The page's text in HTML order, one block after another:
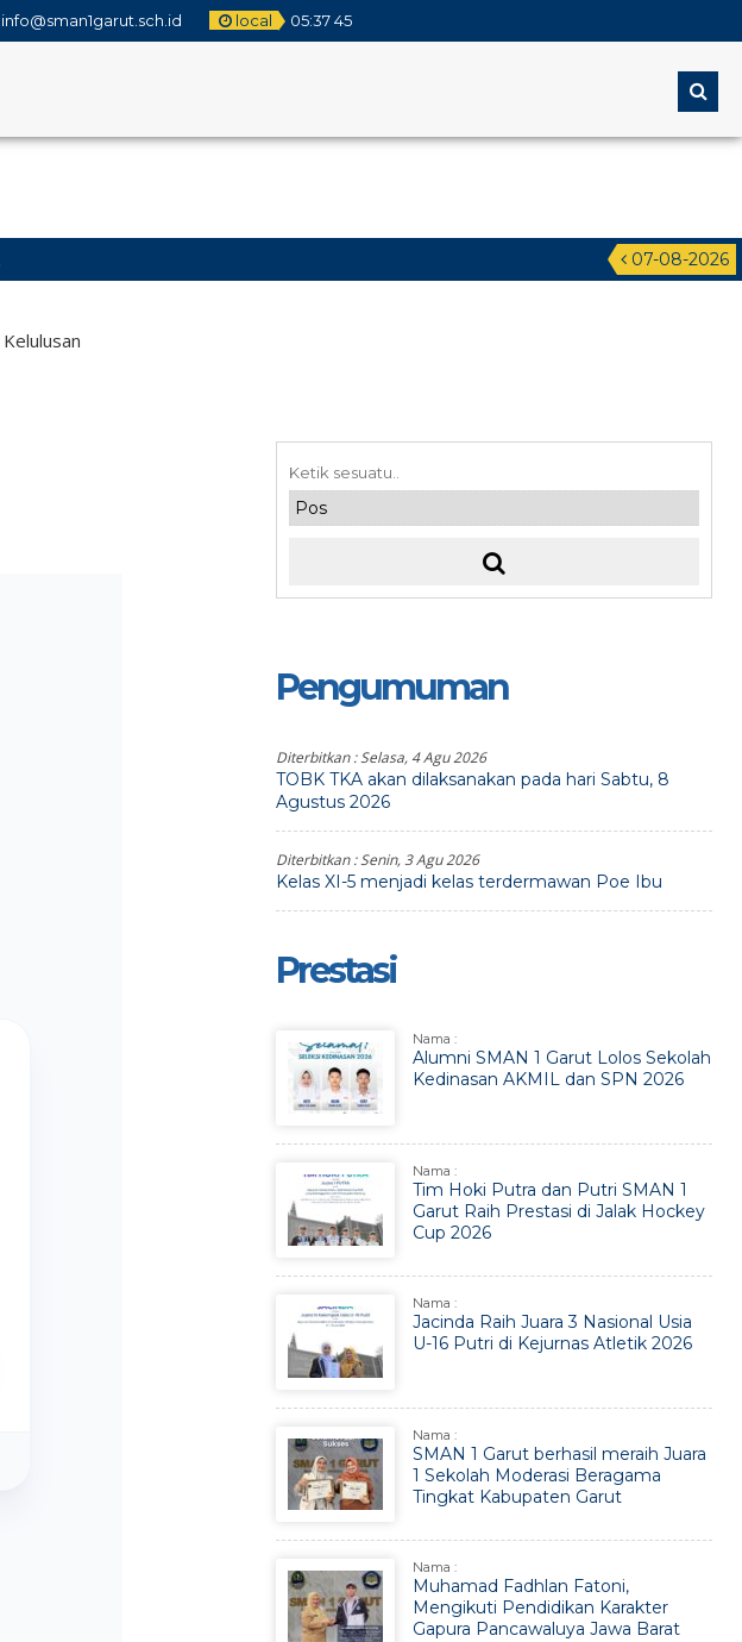
info@sman1garut.sch.id local 05:37 45
07-08-2026
Kelulusan
Pengumuman
Diterbitkan :Selasa, 4 Agu 2026
TOBK TKA akan dilaksanakan pada hari Sabtu, 8
Agustus 2026
Diterbitkan :Senin, 3 Agu 2026
Kelas XI-5 menjadi kelas terdermawan Poe Ibu
Prestasi
Nama :
Alumni SMAN 1 Garut Lolos Sekolah
Kedinasan AKMIL dan SPN 2026
Nama :
Tim Hoki Putra dan Putri SMAN 1
Garut Raih Prestasi di Jalak Hockey
Cup 2026
Nama :
Jacinda Raih Juara 3 Nasional Usia
U-16 Putri di Kejurnas Atletik 2026
Nama :
SMAN 1 Garut berhasil meraih Juara
1 Sekolah Moderasi Beragama
Tingkat Kabupaten Garut
Nama :
Muhamad Fadhlan Fatoni,
Mengikuti Pendidikan Karakter
Gapura Pancawaluya Jawa Barat